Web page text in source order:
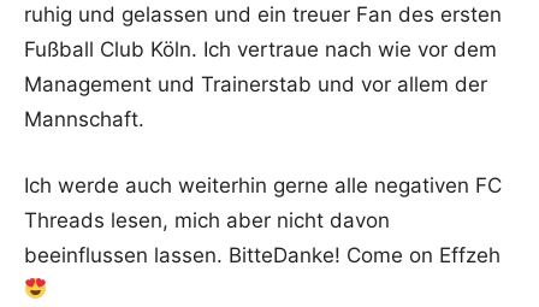
ruhig und gelassen und ein treuer Fan des ersten
Fußball Club Köln. Ich vertraue nach wie vor dem
Management und Trainerstab und vor allem der
Mannschaft.
Ich werde auch weiterhin gerne alle negativen FC
Threads lesen, mich aber nicht davon
beeinflussen lassen. BitteDanke! Come on Effzeh